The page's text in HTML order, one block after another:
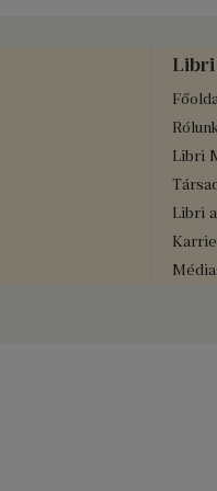
Libri
Libri
Libri